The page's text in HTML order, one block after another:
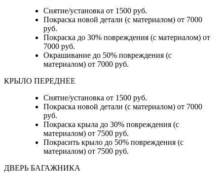
Снятие/установка от 1500 руб.
Покраска новой детали (с материалом) от 7000
руб.
Покраска до 30% повреждения (с материалом) от
7000 руб.
Окрашивание до 50% повреждения (с
материалом) от 7000 руб.
КРЫЛО ПЕРЕДНЕЕ
Снятие/установка от 1500 руб.
Покраска новой детали (с материалом) от 7000
руб.
Покраска крыла до 30% повреждения (с
материалом) от 7500 руб.
Покрасить крыло до 50% повреждения (с
материалом) от 7500 руб.
ДВЕРЬ БАГАЖНИКА